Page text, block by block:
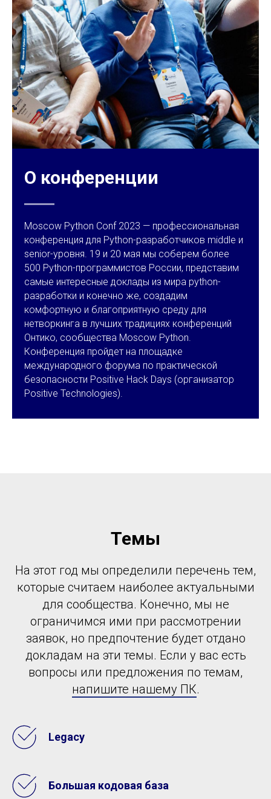
О конференции
Moscow Python Conf 2023 — профессиональная
конференция для Python-разработчиков middle и
senior-уровня. 19 и 20 мая мы соберем более
500 Python-программистов России, представим
самые интересные доклады из мира python-
разработки и конечно же, создадим
комфортную и благоприятную среду для
нетворкинга в лучших традициях конференций
Онтико, cообщества Moscow Python.
Конференция пройдет на площадке
международного форума по практической
безопасности Positive Hack Days (организатор
Positive Technologies).
Темы
На этот год мы определили перечень тем,
которые считаем наиболее актуальными
для сообщества. Конечно, мы не
ограничимся ими при рассмотрении
заявок, но предпочтение будет отдано
докладам на эти темы. Если у вас есть
вопросы или предложения по темам,
напишите нашему ПК.
Leg aсy
Большая кодовая база